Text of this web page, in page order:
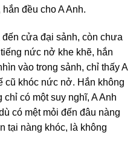
đều cho A Anh.
cửa đại sảnh, còn chưa
nức nở khe khẽ, hắn
vào trong sảnh, chỉ thấy A
cũ khóc nức nở. Hắn không
chỉ có một suy nghĩ, A Anh
có mệt mỏi đến đâu nàng
tại nàng khóc, là không